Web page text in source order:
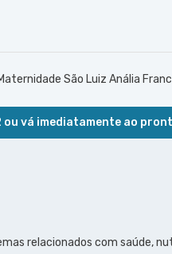
São Luiz Anália
ou vá imediatamente ao
relacionados com saúde,